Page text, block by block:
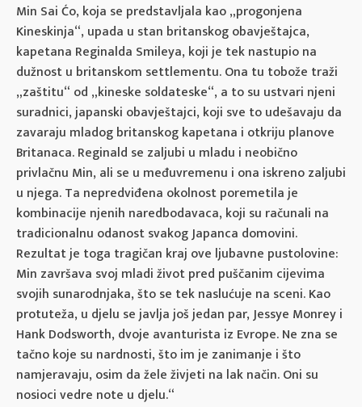
Min Sai Ćo, koja se predstavljala kao „progonjena
Kineskinja“, upada u stan britanskog obavještajca,
kapetana Reginalda Smileya, koji je tek nastupio na
dužnost u britanskom settlementu. Ona tu tobože traži
„zaštitu“ od „kineske soldateske“, a to su ustvari njeni
suradnici, japanski obavještajci, koji sve to udešavaju da
zavaraju mladog britanskog kapetana i otkriju planove
Britanaca. Reginald se zaljubi u mladu i neobično
privlačnu Min, ali se u međuvremenu i ona iskreno zaljubi
u njega. Ta nepredviđena okolnost poremetila je
kombinacije njenih naredbodavaca, koji su računali na
tradicionalnu odanost svakog Japanca domovini.
Rezultat je toga tragičan kraj ove ljubavne pustolovine:
Min završava svoj mladi život pred puščanim cijevima
svojih sunarodnjaka, što se tek naslućuje na sceni. Kao
protuteža, u djelu se javlja još jedan par, Jessye Monrey i
Hank Dodsworth, dvoje avanturista iz Evrope. Ne zna se
tačno koje su nardnosti, što im je zanimanje i što
namjeravaju, osim da žele živjeti na lak način. Oni su
nosioci vedre note u djelu.“